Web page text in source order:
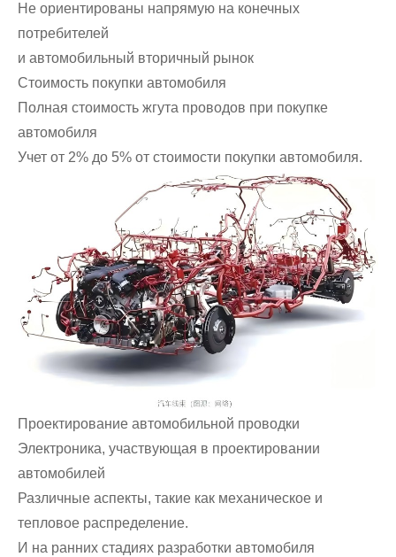
Не ориентированы напрямую на конечных
потребителей
и автомобильный вторичный рынок
Стоимость покупки автомобиля
Полная стоимость жгута проводов при покупке
автомобиля
Учет от 2% до 5% от стоимости покупки автомобиля.
Проектирование автомобильной проводки
Электроника, участвующая в проектировании
автомобилей
Различные аспекты, такие как механическое и
тепловое распределение.
И на ранних стадиях разработки автомобиля